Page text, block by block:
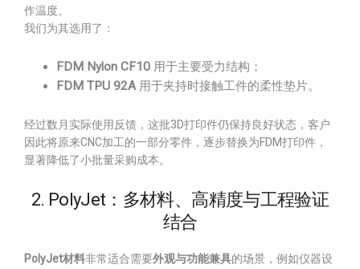
作温度。
我们为其选用了：
FDM Nylon CF10 用于主要受力结构；
FDM TPU 92A用于夹持时接触工件的柔性垫片。
经过数月实际使用反馈，这批3D打印件仍保持良好状态，客户
因此将原来CNC加工的一部分零件，逐步替换为FDM打印件，
显著降低了小批量采购成本。
2. PolyJet：多材料、高精度与工程验证
结合
PolyJet材料非常适合需要外观与功能兼具的场景，例如仪器设